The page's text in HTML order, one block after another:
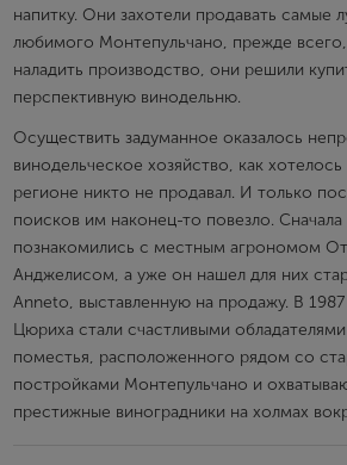
напитку. Они захотели продавать самые
любимого Монтепульчано, прежде
наладить производство, они решили
перспективную винодельню.
Осуществить задуманное оказалось
винодельческое хозяйство, как
регионе никто не продавал. И только
поисков им наконец-то повезло.
познакомились с местным агрономом
Анджелисом, а уже он нашел для них
Anneto, выставленную на продажу. В 1987
Цюриха стали счастливыми
поместья, расположенного рядом со
постройками Монтепульчано и
престижные виноградники на холмах